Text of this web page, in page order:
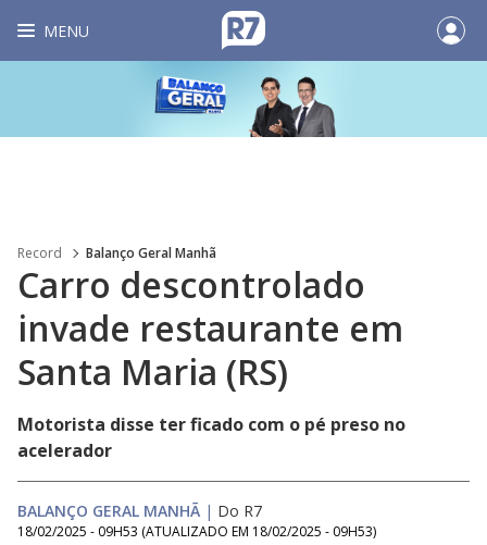
MENU
Record Balanço Geral Manhã
Carro descontrolado
invade restaurante em
Santa Maria (RS)
Motorista disse ter ficado com o pé preso no
acelerador
BALANÇO GERAL MANHÃ | Do R7
18/02/2025 - 09H53 (ATUALIZADO EM 18/02/2025 - 09H53)